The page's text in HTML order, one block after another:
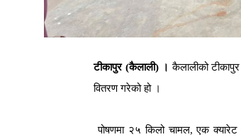
टीकापुर(कैलाली) । कैलालीको टीकापुर
वितरण गरेको हो ।
पोषणमा २५ किलो चामल,एक क्यारेट